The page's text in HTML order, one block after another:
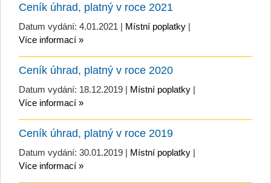
Ceník úhrad, platný v roce 2021
Datum vydání: 4.01.2021 | Místní poplatky |
Více informací »
Ceník úhrad, platný v roce 2020
Datum vydání: 18.12.2019 | Místní poplatky |
Více informací »
Ceník úhrad, platný v roce 2019
Datum vydání: 30.01.2019 | Místní poplatky |
Více informací »